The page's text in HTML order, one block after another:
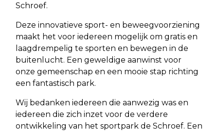
Schroef.
Deze innovatieve sport- en beweegvoorziening
maakt het voor iedereen mogelijk om gratis en
laagdrempelig te sporten en bewegen in de
buitenlucht. Een geweldige aanwinst voor
onze gemeenschap en een mooie stap richting
een fantastisch park.
Wij bedanken iedereen die aanwezig was en
iedereen die zich inzet voor de verdere
ontwikkeling van het sportpark de Schroef. Een